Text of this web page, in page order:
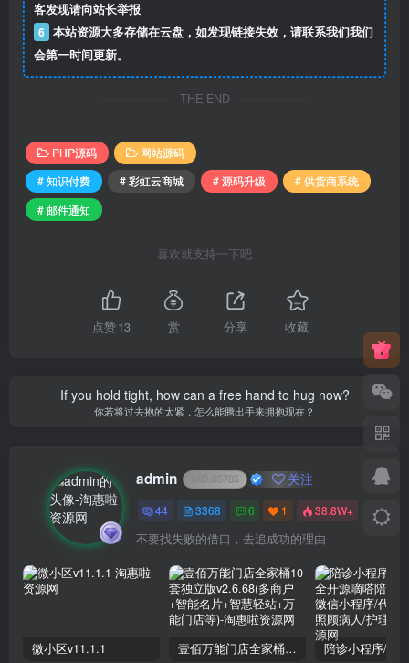
客发现请向站长举报
6 本站资源大多存储在云盘，如发现链接失效，请联系我们我们
会第一时间更新。
THE END
PHP源码
网站源码
# 知识付费
# 彩虹云商城 # 源码升级
# 供货商系统
# 邮件通知
喜欢就支持一下吧
点赞13 赏 分享 收藏
If you hold tight, how can a free hand to hug now?
你若将过去抱的太紧，怎么能腾出手来拥抱现在？
admin 65785 关注
44 3368 6 1 38.8W+
不要找失败的借口，去追成功的理由
微小区v11.1.1 壹佰万能门店全家桶10套独立版v2.6.68(​多商户+智能名片+智慧轻站+万能门店等)